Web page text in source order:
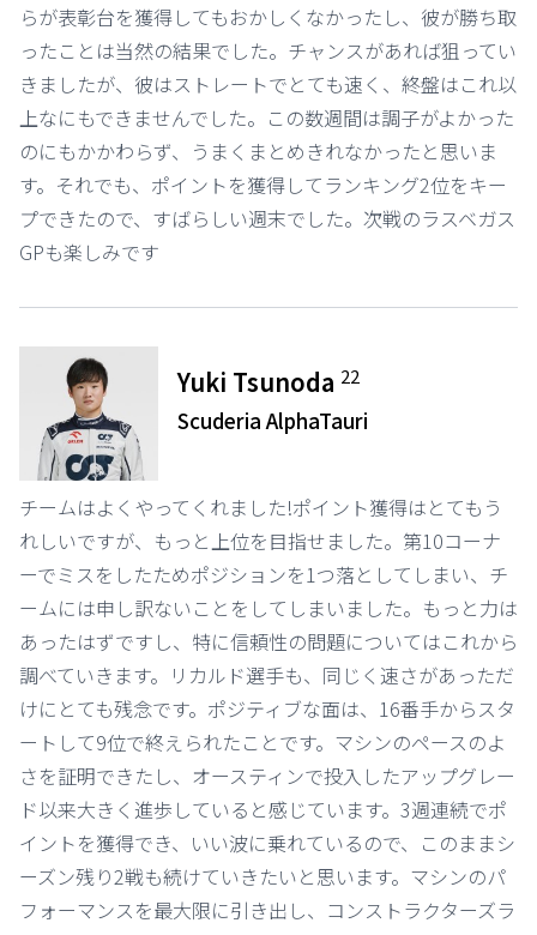
らが表彰台を獲得してもおかしくなかったし、彼が勝ち取
ったことは当然の結果でした。チャンスがあれば狙ってい
きましたが、彼はストレートでとても速く、終盤はこれ以
上なにもできませんでした。この数週間は調子がよかった
のにもかかわらず、うまくまとめきれなかったと思いま
す。それでも、ポイントを獲得してランキング2位をキー
プできたので、すばらしい週末でした。次戦のラスベガス
GPも楽しみです
Yuki Tsunoda 22
Scuderia AlphaTauri
チームはよくやってくれました!ポイント獲得はとてもう
れしいですが、もっと上位を目指せました。第10コーナ
ーでミスをしたためポジションを1つ落としてしまい、チ
ームには申し訳ないことをしてしまいました。もっと力は
あったはずですし、特に信頼性の問題についてはこれから
調べていきます。リカルド選手も、同じく速さがあっただ
けにとても残念です。ポジティブな面は、16番手からスタ
ートして9位で終えられたことです。マシンのペースのよ
さを証明できたし、オースティンで投入したアップグレー
ド以来大きく進歩していると感じています。3週連続でポ
イントを獲得でき、いい波に乗れているので、このままシ
ーズン残り2戦も続けていきたいと思います。マシンのパ
フォーマンスを最大限に引き出し、コンストラクターズラ